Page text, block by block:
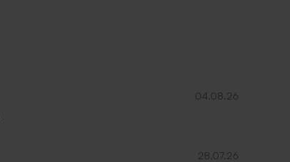
04.08.26
28.07.26